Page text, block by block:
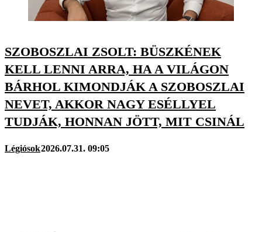
SZOBOSZLAI ZSOLT: BÜSZKÉNEK
KELL LENNI ARRA, HA A VILÁGON
BÁRHOL KIMONDJÁK A SZOBOSZLAI
NEVET, AKKOR NAGY ESÉLLYEL
TUDJÁK, HONNAN JÖTT, MIT CSINÁL
Légiósok2026.07.31. 09:05